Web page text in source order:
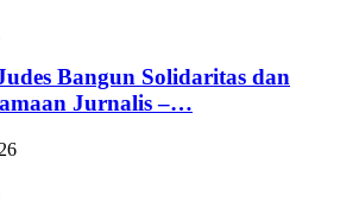
Bangun Solidaritas dan
Jurnalis –…